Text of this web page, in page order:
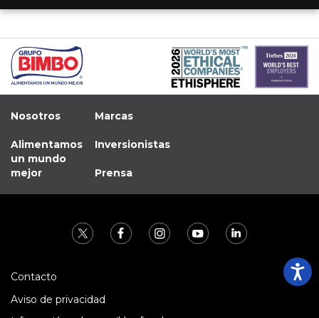
Nosotros
Alimentamos
un mundo
mejor
Marcas
Inversionistas
Prensa
Contacto
Aviso de privacidad